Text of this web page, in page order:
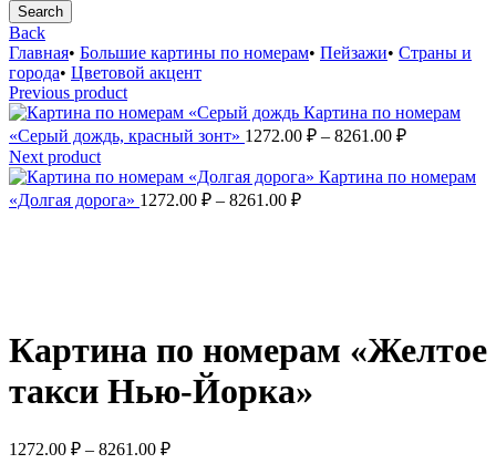
Search
Back
Главная• Большие картины по номерам• Пейзажи• Страны и
города• Цветовой акцент
Previous product
Картина по номерам
«Серый дождь, красный зонт» 1272.00 ₽ – 8261.00 ₽Диапазон
1272.00 ₽
Next product
Картина по номерам
«Долгая дорога» 1272.00 ₽ – 8261.00 ₽Диапазон
Картина по номерам «Желтое
такси Нью-Йорка»
1272.00 ₽ – 8261.00 ₽Диапазон